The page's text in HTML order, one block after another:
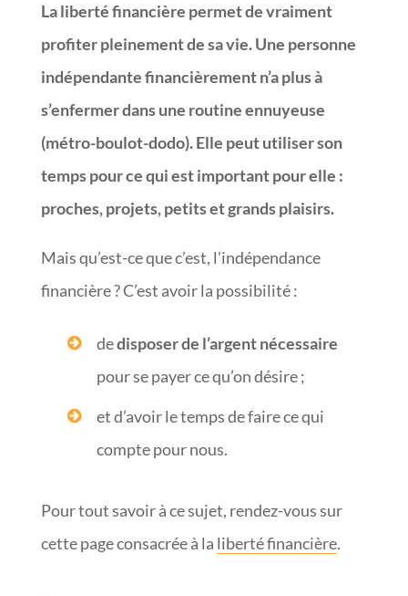
La liberté financière permet de vraiment
profiter pleinement de sa vie. Une personne
indépendante financièrement n’a plus à
s’enfermer dans une routine ennuyeuse
(métro-boulot-dodo). Elle peut utiliser son
temps pour ce qui est important pour elle :
proches, projets, petits et grands plaisirs.
Mais qu’est-ce que c’est, l’indépendance
financière ? C’est avoir la possibilité :
dedisposer de l’argent nécessaire
pour se payer ce qu’on désire ;
et d’avoir le temps de faire ce qui
compte pour nous.
Pour tout savoir à ce sujet, rendez-vous sur
cette page consacrée à la liberté financière.